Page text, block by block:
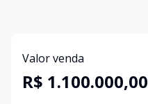
Valor venda
R$ 1.100.000,00